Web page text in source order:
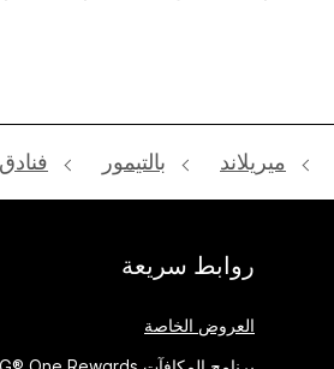
ميريلاند بالتيمور
روابط سريعة
العروض الخاصة